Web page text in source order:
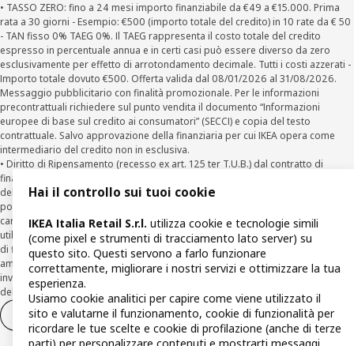
• TASSO ZERO: fino a 24 mesi importo finanziabile da €49 a €15.000. Prima
rata a 30 giorni - Esempio: €500 (importo totale del credito) in 10 rate da € 50
- TAN fisso 0% TAEG 0%. Il TAEG rappresenta il costo totale del credito
espresso in percentuale annua e in certi casi può essere diverso da zero
esclusivamente per effetto di arrotondamento decimale. Tutti i costi azzerati -
Importo totale dovuto €500. Offerta valida dal 08/01/2026 al 31/08/2026.
Messaggio pubblicitario con finalità promozionale. Per le informazioni
precontrattuali richiedere sul punto vendita il documento “Informazioni
europee di base sul credito ai consumatori” (SECCI) e copia del testo
contrattuale. Salvo approvazione della finanziaria per cui IKEA opera come
intermediario del credito non in esclusiva.
• Diritto di Ripensamento (recesso ex art. 125 ter T.U.B.) dal contratto di
finanziamento Agos: il Cliente può recedere dal Contratto entro la scadenza
della prima rata inviando una richiesta scritta di recesso ad Agos a mezzo
posta elettronica (
cartacea (Viale Fulvio Testi, 280 - 20126 Milano) e per via telematica –
utilizzando la funzionalità sul sito www.agos.it(“Recesso”) - anche per richieste
di finanziamento effettuate con canali a distanza. In caso di pre-
ammortamento, la comunicazione di recesso da parte del Cliente deve essere
inviata, con le modalità di cui sopra entro 30 giorni dalla data di accettazione
della richiesta di finanziamento.
Diritto di recesso
Diritto di recesso per i servizi
Hai il controllo sui tuoi cookie
IKEA Italia Retail S.r.l. utilizza cookie e tecnologie simili
(come pixel e strumenti di tracciamento lato server) su
questo sito. Questi servono a farlo funzionare
correttamente, migliorare i nostri servizi e ottimizzare la tua
esperienza.
Usiamo cookie analitici per capire come viene utilizzato il
sito e valutarne il funzionamento, cookie di funzionalità per
ricordare le tue scelte e cookie di profilazione (anche di terze